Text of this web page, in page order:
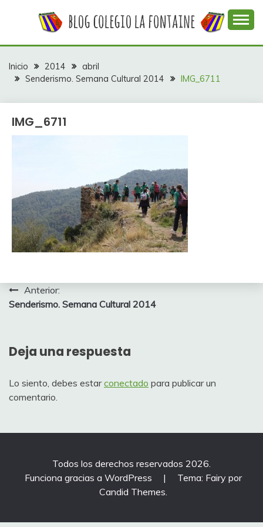
COLEGIO LA
FONTAINE
colegio La Fontaine
Inicio 2014
abril
Senderismo. Semana Cultural 2014
IMG_6711
IMG_6711
Navegación
de
Anterior:
Senderismo. Semana Cultural 2014
Deja una respuesta
Lo siento, debes estarconectado para publicar un
comentario.
Todos los derechos reservados 2026.
Funciona gracias a WordPress
|
Tema: Fairy por
Candid Themes